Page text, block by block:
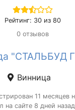
Рейтинг: 30 из 80
0 отзывов
"СТАЛЬБУД
Винница
11 месяцев
на сайте 8 дней назад